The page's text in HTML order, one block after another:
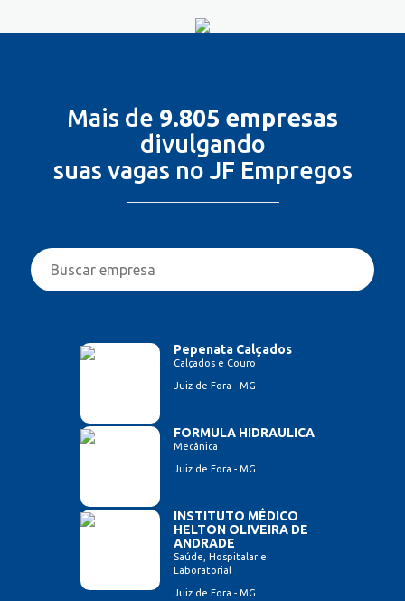
Mais de 9.805 empresas
divulgando
suas vagas no JF Empregos
Pepenata Calçados
Calçados e Couro
Juiz de Fora - MG
FORMULA HIDRAULICA
Mecânica
Juiz de Fora - MG
INSTITUTO MÉDICO
HELTON OLIVEIRA DE
ANDRADE
Saúde, Hospitalar e
Laboratorial
Juiz de Fora - MG